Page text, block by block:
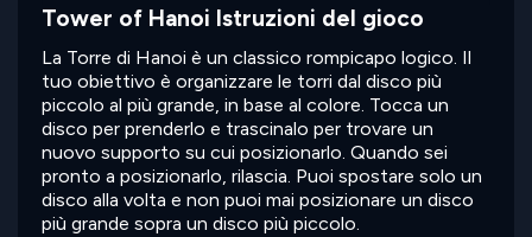
Tower of Hanoi Istruzioni del gioco
La Torre di Hanoi è un classico rompicapo logico. Il
tuo obiettivo è organizzare le torri dal disco più
piccolo al più grande, in base al colore. Tocca un
disco per prenderlo e trascinalo per trovare un
nuovo supporto su cui posizionarlo. Quando sei
pronto a posizionarlo, rilascia. Puoi spostare solo un
disco alla volta e non puoi mai posizionare un disco
più grande sopra un disco più piccolo.